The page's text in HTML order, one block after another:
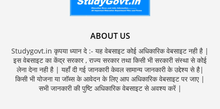
ABOUT US
Studygovt.in कृपया ध्यान दे :- यह वेबसाइट कोई अधिकारिक वेबसाइट नही है |
इस वेबसाइट का केंद्र सरकार , राज्य सरकार तथा किसी भी सरकारी संस्था से कोई
लेना देना नही है | यहाँ दी गई जानकारी केवल सामान्य जानकारी के उद्देश्य से है|
किसी भी योजना या जॉब्स के आवेदन के लिए आप अधिकारिक वेबसाइट पर जाए |
सभी जानकारी की पुष्टि अधिकारिक वेबसाइट से अवश्य करें |